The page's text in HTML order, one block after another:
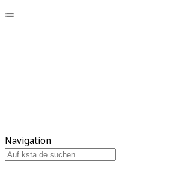
Navigation